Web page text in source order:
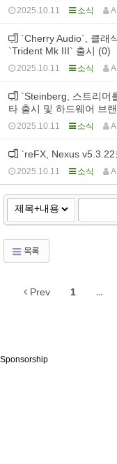
2025.10.11 소식
`Cherry Audio`, 클래
`Trident Mk III` 출시 (0)
2025.10.11 소식
`Steinberg, 스트리머
타 출시 및 하드웨어 브
2025.10.11 소식
`reFX, Nexus
2025.10.11 소식
목록
Prev 1 ...
Sponsorship